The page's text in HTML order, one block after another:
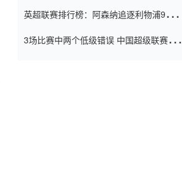
英超联赛排行榜：阿森纳追逐利物浦9分 曼
3场比赛中两个低级错误 中国超级联赛的前